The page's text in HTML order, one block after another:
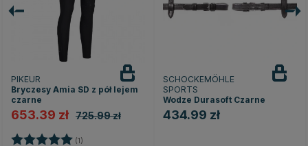
PIKEUR
Bryczesy Amia SD z pół lejem
czarne
653.39 zł 725.99 zł
Ocena: (1)
SCHOCKEMÖHLE
SPORTS
Wodze Durasoft Czarne
434.99 zł